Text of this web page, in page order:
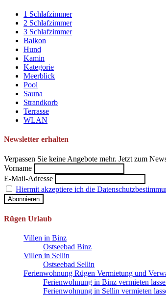
1 Schlafzimmer
2 Schlafzimmer
3 Schlafzimmer
Balkon
Hund
Kamin
Kategorie
Meerblick
Pool
Sauna
Strandkorb
Terrasse
WLAN
Newsletter erhalten
Verpassen Sie keine Angebote mehr. Jetzt zum
Vorname
E-Mail-Adresse
Hiermit akzeptiere ich die
Rügen Urlaub
Villen in Binz
Ostseebad Binz
Villen in Sellin
Ostseebad Sellin
Ferienwohnung Rügen Vermietung und
Ferienwohnung in Binz vermieten
Ferienwohnung in Sellin vermieten